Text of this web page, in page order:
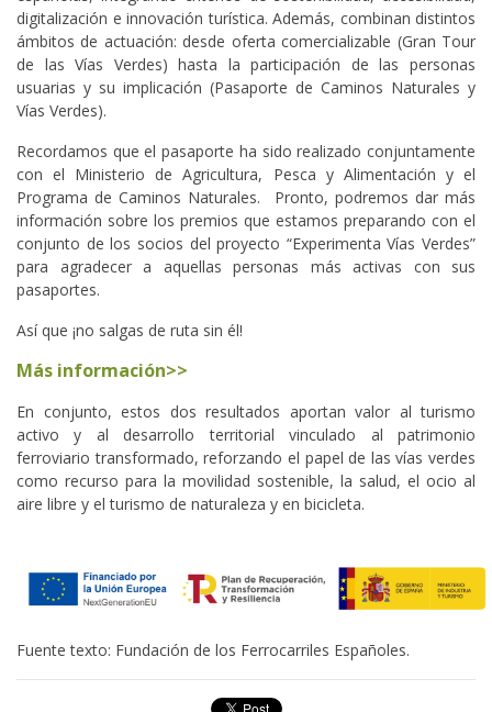
digitalización e innovación turística. Además, combinan distintos
ámbitos de actuación: desde oferta comercializable (Gran Tour
de las Vías Verdes) hasta la participación de las personas
usuarias y su implicación (Pasaporte de Caminos Naturales y
Vías Verdes).
Recordamos que el pasaporte ha sido realizado conjuntamente
con el Ministerio de Agricultura, Pesca y Alimentación y el
Programa de Caminos Naturales. Pronto, podremos dar más
información sobre los premios que estamos preparando con el
conjunto de los socios del proyecto “Experimenta Vías Verdes”
para agradecer a aquellas personas más activas con sus
pasaportes.
Así que ¡no salgas de ruta sin él!
Más información>>
En conjunto, estos dos resultados aportan valor al turismo
activo y al desarrollo territorial vinculado al patrimonio
ferroviario transformado, reforzando el papel de las vías verdes
como recurso para la movilidad sostenible, la salud, el ocio al
aire libre y el turismo de naturaleza y en bicicleta.
Fuente texto: Fundación de los Ferrocarriles Españoles.